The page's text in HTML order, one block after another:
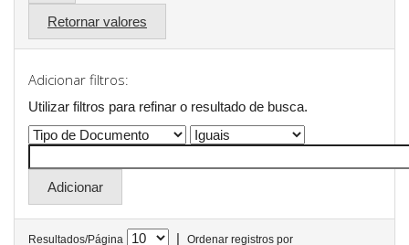
Retornar valores
Adicionar filtros:
Utilizar filtros para refinar o resultado de busca.
Resultados/Página |
Ordenar registros por